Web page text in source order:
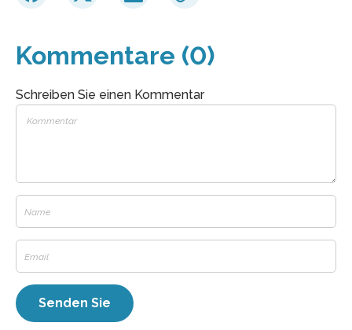
Kommentare (0)
Schreiben Sie einen Kommentar